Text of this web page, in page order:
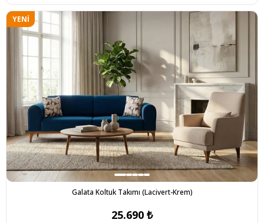
Galata Koltuk Takımı (Lacivert-Krem)
25.690 ₺
YENI
ÜRÜN